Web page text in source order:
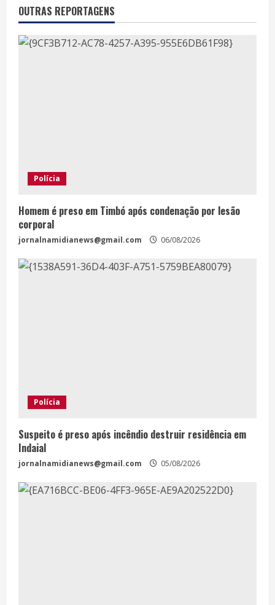
OUTRAS REPORTAGENS
Polícia
Homem é preso em Timbó após condenação por lesão
corporal
jornalnamidianews@gmail.com 06/08/2026
Polícia
Suspeito é preso após incêndio destruir residência em
Indaial
jornalnamidianews@gmail.com 05/08/2026